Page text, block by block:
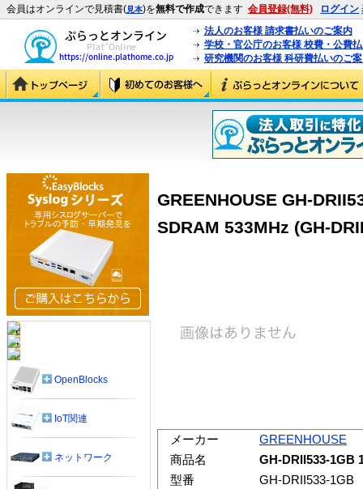
会員はオンラインで見積書(見本)を無料で作成できます 会員登録(無料) ログイン
法人のお客様 請求書払いのご案内
学校・官公庁のお客様 校費・公費
研究機関のお客様 科研費払いのご
GREENHOUSE GH-
SDRAM 533MHz (GH-
メーカー
GREENHOUSE
商品名
GH-DRII533-1GB
型番
GH-DRII533-1GB
OpenBlocks
IoT関連
ネットワーク